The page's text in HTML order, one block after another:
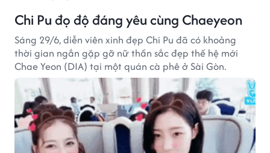
Chi Pu đọ độ đáng yêu cùng Chaeyeon
Sáng 29/6, diễn viên xinh đẹp Chi Pu đã có khoảng
thời gian ngắn gặp gỡ nữ thần sắc đẹp thế hệ mới
Chae Yeon (DIA) tại một quán cà phê ở Sài Gòn.